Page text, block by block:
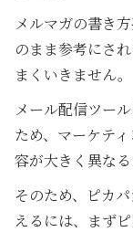
メルマガの書き
のまま参考にさ
まくいきません。
メール配信ツー
ため、マーケテ
容が大きく異なる
そのため、ピカ
えるには、まず